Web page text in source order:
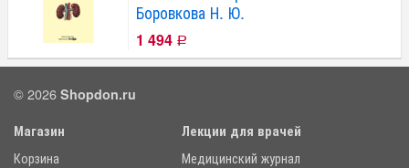
Боровкова Н. Ю.
1 494 Р
© 2026 Shopdon.ru
Магазин
Корзина
Лекции для врачей
Медицинский журнал